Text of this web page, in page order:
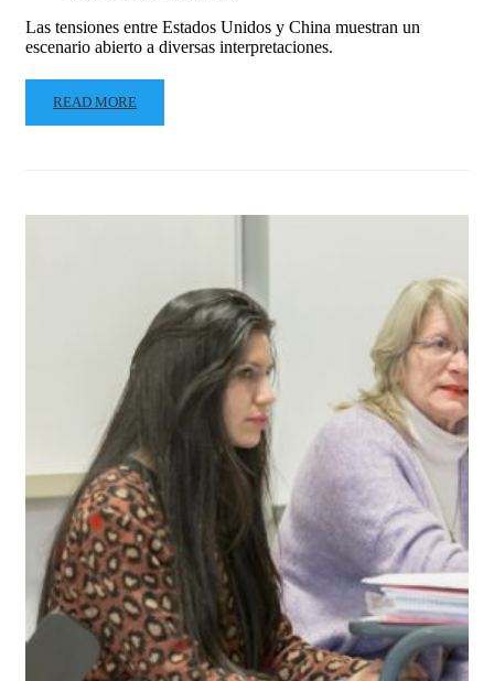
Las tensiones entre Estados Unidos y China muestran un
escenario abierto a diversas interpretaciones.
READ MORE